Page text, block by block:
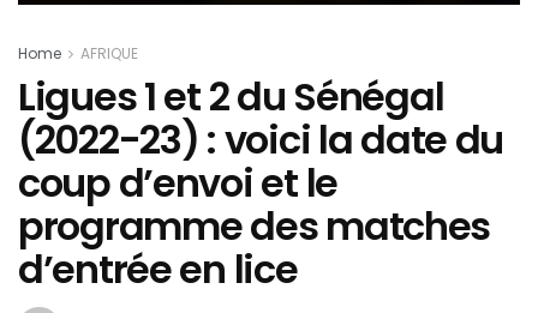
Home AFRIQUE
Ligues 1 et 2 du Sénégal
(2022-23) : voici la date du
coup d’envoi et le
programme des matches
d’entrée en lice